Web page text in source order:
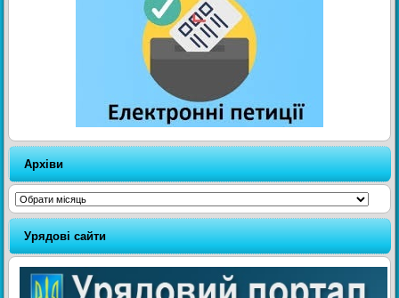
Архіви
Архіви
Урядові сайти